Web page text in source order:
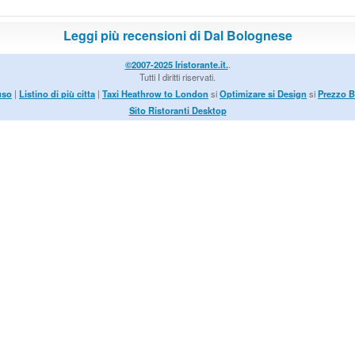
Leggi più recensioni di Dal Bolognese
©2007-2025 Iristorante.it..
Tutti I diritti riservati.
| Listino di più citta | Taxi Heathrow to London siOptimizare si Design siPrezzo
Sito Ristoranti Desktop